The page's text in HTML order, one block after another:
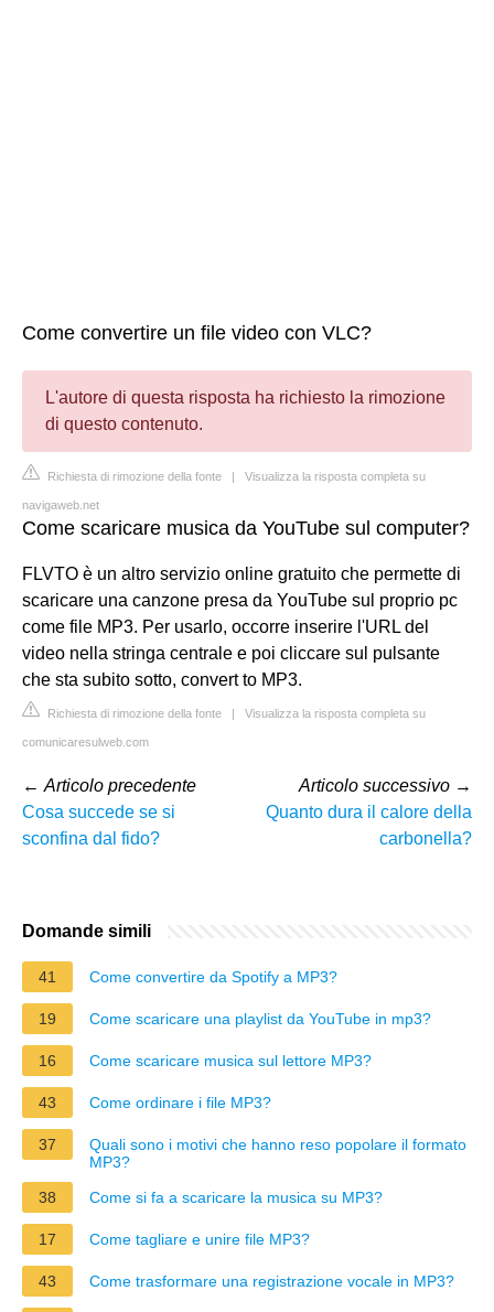
Come convertire un file video con VLC?
L'autore di questa risposta ha richiesto la rimozione
di questo contenuto.
Richiesta di rimozione della fonte | Visualizza la risposta completa su
navigaweb.net
Come scaricare musica da YouTube sul computer?
FLVTO è un altro servizio online gratuito che permette di
scaricare una canzone presa da YouTube sul proprio pc
come file MP3. Per usarlo, occorre inserire l'URL del
video nella stringa centrale e poi cliccare sul pulsante
che sta subito sotto, convert to MP3.
Richiesta di rimozione della fonte | Visualizza la risposta completa su
comunicaresulweb.com
← Articolo precedente
Cosa succede se si
sconfina dal fido?
Articolo successivo →
Quanto dura il calore della
carbonella?
Domande simili
41 Come convertire da Spotify a MP3?
19 Come scaricare una playlist da YouTube in mp3?
16 Come scaricare musica sul lettore MP3?
43 Come ordinare i file MP3?
37
Quali sono i motivi che hanno reso popolare il formato
MP3?
38
Come si fa a scaricare la musica su MP3?
17 Come tagliare e unire file MP3?
43 Come trasformare una registrazione vocale in MP3?